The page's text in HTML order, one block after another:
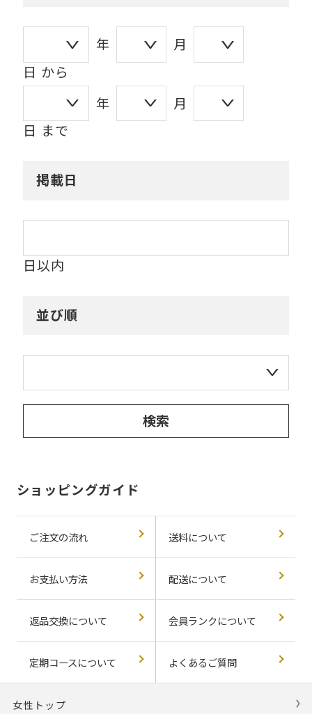
年
月
日 から
年
月
日 まで
掲載日
日以内
並び順
ショッピングガイド
ご注文の流れ 送料について
お支払い方法 配送について
返品交換について 会員ランクについて
定期コースについて よくあるご質問
女性トップ